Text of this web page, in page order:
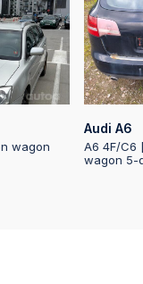
wagon
Audi A6
A6 4F/C6
wagon 5-